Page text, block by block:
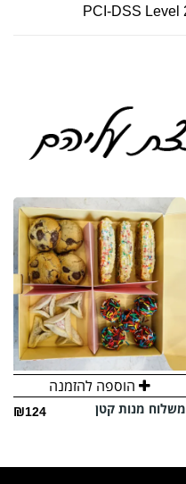
הוספה להזמנה
משלוח מנות קטן ₪124